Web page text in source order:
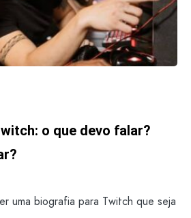
o que devo falar?
uma biografia para Twitch que seja